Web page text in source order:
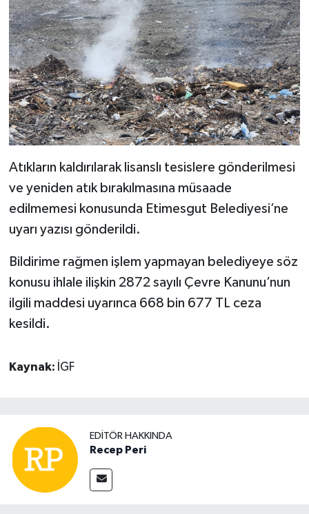
Atıkların kaldırılarak lisanslı tesislere gönderilmesi
ve yeniden atık bırakılmasına müsaade
edilmemesi konusunda Etimesgut Belediyesi’ne
uyarı yazısı gönderildi.
Bildirime rağmen işlem yapmayan belediyeye söz
konusu ihlale ilişkin 2872 sayılı Çevre Kanunu’nun
ilgili maddesi uyarınca 668 bin 677 TL ceza
kesildi.
Kaynak: İGF
EDITÖR HAKKINDA
Recep Peri